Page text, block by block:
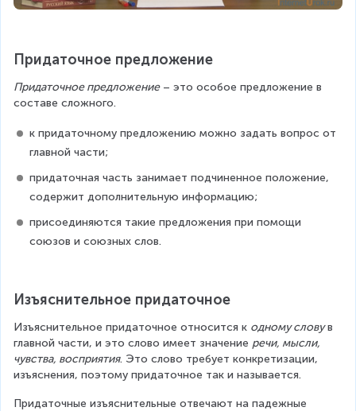
Придаточное предложение
Придаточное предложение – это особое предложение в
составе сложного.
к придаточному предложению можно задать вопрос от
главной части;
придаточная часть занимает подчиненное положение,
содержит дополнительную информацию;
присоединяются такие предложения при помощи
союзов и союзных слов.
Изъяснительное придаточное
Изъяснительное придаточное относится к одному слову в
главной части, и это слово имеет значение речи, мысли,
чувства, восприятия. Это слово требует конкретизации,
изъяснения, поэтому придаточное так и называется.
Придаточные изъяснительные отвечают на падежные